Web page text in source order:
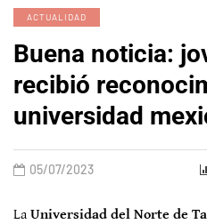
ACTUALIDAD
Buena noticia:
recibió
universidad
05/07/2023
La Universidad del Norte de